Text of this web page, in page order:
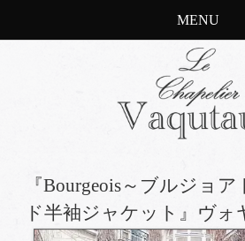
MENU
『Bourgeois～ブルジョ
ド半袖ジャケット』ヴォ